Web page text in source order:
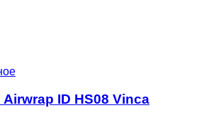
ID HS08 Vinca